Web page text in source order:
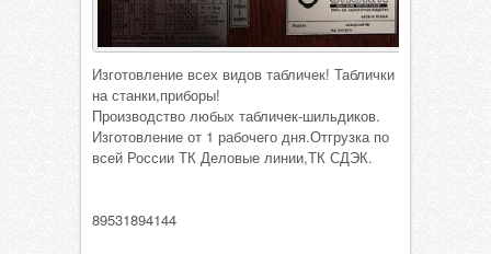
Изготовление всех видов табличек! Таблички
на станки,приборы!
Производство любых табличек-шильдиков.
Изготовление от 1 рабочего дня.Отгрузка по
всей России ТК Деловые линии,ТК СДЭК.
89531894144